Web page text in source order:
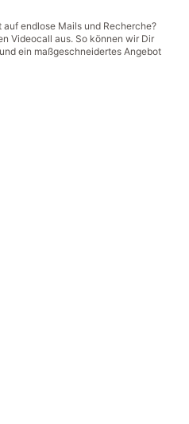
endlose Mails und Recherche?
Videocall aus. So können wir Dir
ein maßgeschneidertes Angebot